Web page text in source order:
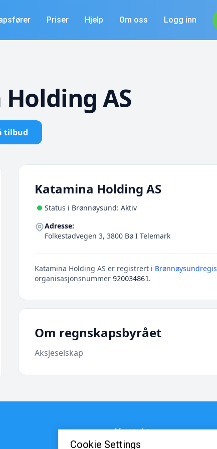
Priser Hjelp Om oss Logg inn
AS
tilbud
Katamina Holding AS
Status i Brønnøysund: Aktiv
Adresse:
Folkestadvegen 3, 3800 Bø I Telemark
Katamina Holding AS er registrert i
organisasjonsnummer 920034861.
Om regnskapsbyrået
Aksjeselskap
Cookie Settings
Kontakt